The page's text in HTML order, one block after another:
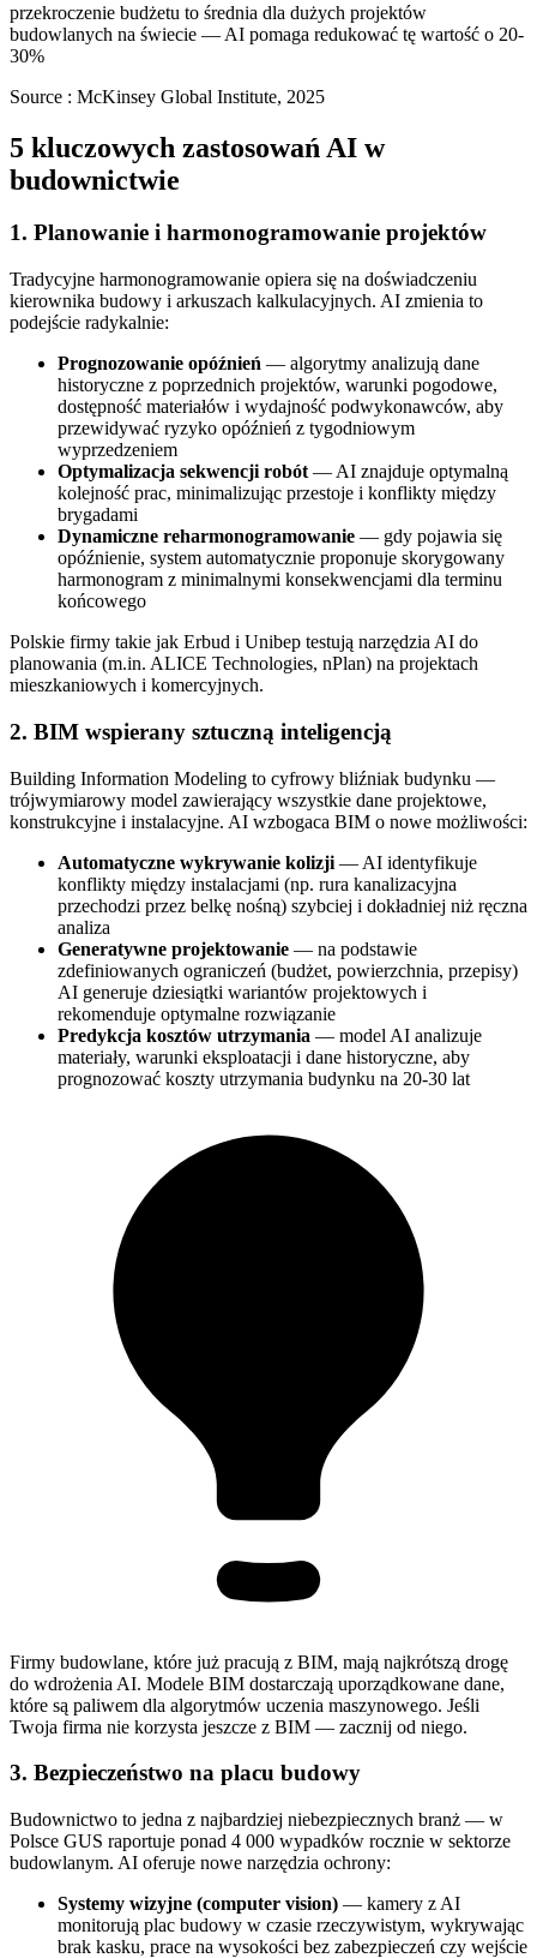
przekroczenie budżetu to średnia dla dużych projektów
budowlanych na świecie — AI pomaga redukować tę wartość o 20-
30%
Source : McKinsey Global Institute, 2025
5 kluczowych zastosowań AI w
budownictwie
1. Planowanie i harmonogramowanie projektów
Tradycyjne harmonogramowanie opiera się na doświadczeniu
kierownika budowy i arkuszach kalkulacyjnych. AI zmienia to
podejście radykalnie:
Prognozowanie opóźnień — algorytmy analizują dane
historyczne z poprzednich projektów, warunki pogodowe,
dostępność materiałów i wydajność podwykonawców, aby
przewidywać ryzyko opóźnień z tygodniowym
wyprzedzeniem
Optymalizacja sekwencji robót — AI znajduje optymalną
kolejność prac, minimalizując przestoje i konflikty między
brygadami
Dynamiczne reharmonogramowanie — gdy pojawia się
opóźnienie, system automatycznie proponuje skorygowany
harmonogram z minimalnymi konsekwencjami dla terminu
końcowego
Polskie firmy takie jak Erbud i Unibep testują narzędzia AI do
planowania (m.in. ALICE Technologies, nPlan) na projektach
mieszkaniowych i komercyjnych.
2. BIM wspierany sztuczną inteligencją
Building Information Modeling to cyfrowy bliźniak budynku —
trójwymiarowy model zawierający wszystkie dane projektowe,
konstrukcyjne i instalacyjne. AI wzbogaca BIM o nowe możliwości:
Automatyczne wykrywanie kolizji — AI identyfikuje
konflikty między instalacjami (np. rura kanalizacyjna
przechodzi przez belkę nośną) szybciej i dokładniej niż ręczna
analiza
Generatywne projektowanie — na podstawie
zdefiniowanych ograniczeń (budżet, powierzchnia, przepisy)
AI generuje dziesiątki wariantów projektowych i
rekomenduje optymalne rozwiązanie
Predykcja kosztów utrzymania — model AI analizuje
materiały, warunki eksploatacji i dane historyczne, aby
prognozować koszty utrzymania budynku na 20-30 lat
Firmy budowlane, które już pracują z BIM, mają najkrótszą drogę
do wdrożenia AI. Modele BIM dostarczają uporządkowane dane,
które są paliwem dla algorytmów uczenia maszynowego. Jeśli
Twoja firma nie korzysta jeszcze z BIM — zacznij od niego.
3. Bezpieczeństwo na placu budowy
Budownictwo to jedna z najbardziej niebezpiecznych branż — w
Polsce GUS raportuje ponad 4 000 wypadków rocznie w sektorze
budowlanym. AI oferuje nowe narzędzia ochrony:
Systemy wizyjne (computer vision) — kamery z AI
monitorują plac budowy w czasie rzeczywistym, wykrywając
brak kasku, prace na wysokości bez zabezpieczeń czy wejście